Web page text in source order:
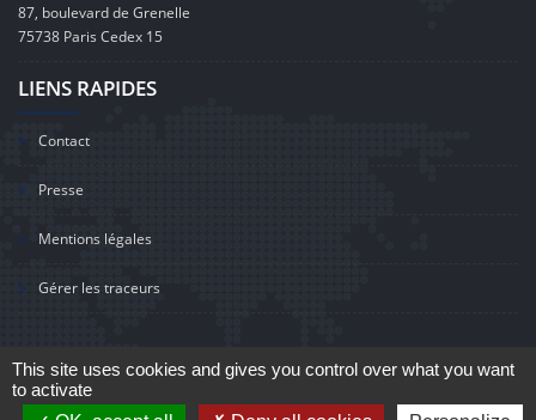
87, boulevard de Grenelle
75738 Paris Cedex 15
LIENS RAPIDES
Contact
Presse
Mentions légales
Gérer les traceurs
This site uses cookies and gives you control over what you want
to activate